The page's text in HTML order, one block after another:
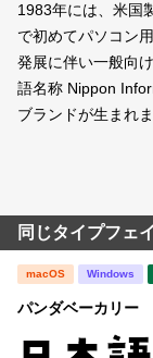
1983年には、米国
で初めてパソコン
発展に伴い一般向
語名称 Nippon
ブランドが生まれま
同じタイプフェ
macOS Windows
パンダベーカリー